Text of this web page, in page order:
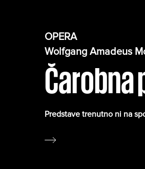
OPERA
Wolfgang Amadeus
Čarobna
Predstave trenutno ni na